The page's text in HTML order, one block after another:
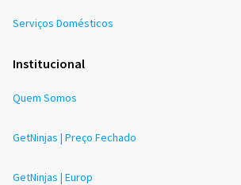
Serviços Domésticos
Institucional
Quem Somos
GetNinjas | Preço Fechado
GetNinjas | Europ